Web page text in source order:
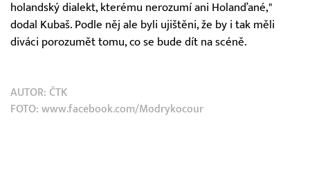
holandský dialekt, kterému nerozumí ani Holanďané,"
dodal Kubaš. Podle něj ale byli ujištěni, že by i tak měli
diváci porozumět tomu, co se bude dít na scéně.
AUTOR: ČTK
FOTO: www.facebook.com/Modrykocour